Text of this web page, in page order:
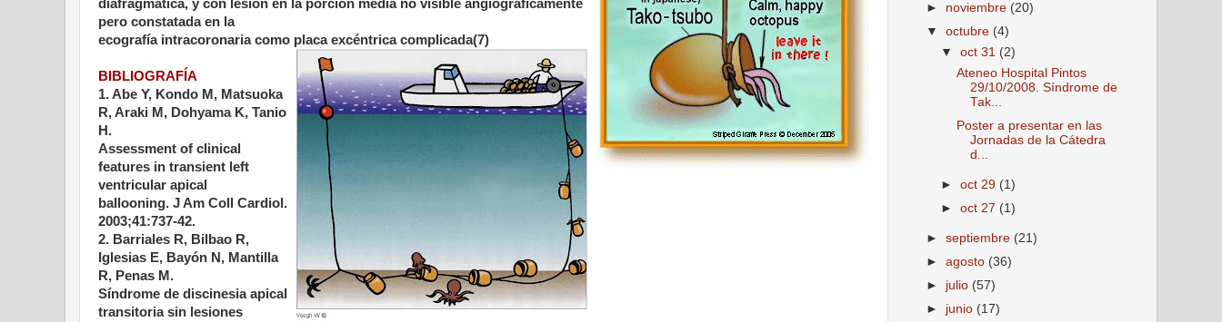
diafragmática, y con lesión en la porción media no visible angiográficamente
pero constatada en la
ecografía intracoronaria como placa excéntrica complicada(7)
BIBLIOGRAFÍA
1. Abe Y, Kondo M, Matsuoka
R, Araki M, Dohyama K, Tanio
H.
Assessment of clinical
features in transient left
ventricular apical
ballooning. J Am Coll Cardiol.
2003;41:737-42.
2. Barriales R, Bilbao R,
Iglesias E, Bayón N, Mantilla
R, Penas M.
Síndrome de discinesia apical
transitoria sin lesiones
► noviembre (20)
▼octubre (4)
▼oct 31 (2)
Ateneo Hospital Pintos
29/10/2008. Síndrome de
Tak...
Poster a presentar en las
Jornadas de la Cátedra
d...
►oct 29 (1)
►oct 27 (1)
►septiembre (21)
►agosto (36)
► julio (57)
► junio (17)